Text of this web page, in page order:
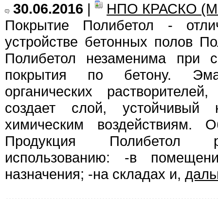
30.06.2016 |
НПО КРАСКО
Покрытие Полибетол -
устройстве бетонных полов
Полибетол незаменима при
покрытия по бетону.
органических
создает слой,
химическим воздействиям.
Продукция Полибетол
использованию: -в
назначения; -на складах и,